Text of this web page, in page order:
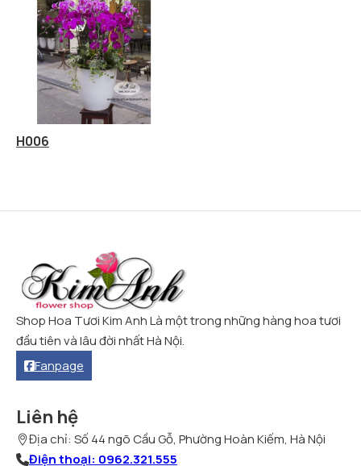
H006
Shop Hoa Tươi Kim Anh Là một trong những hàng hoa tươi
đầu tiên và lâu đời nhất Hà Nội.
Fanpage
Liên hệ
Địa chỉ: Số 44 ngõ Cầu Gỗ, Phường Hoàn Kiếm, Hà Nội
Điện thoại: 0962.321.555